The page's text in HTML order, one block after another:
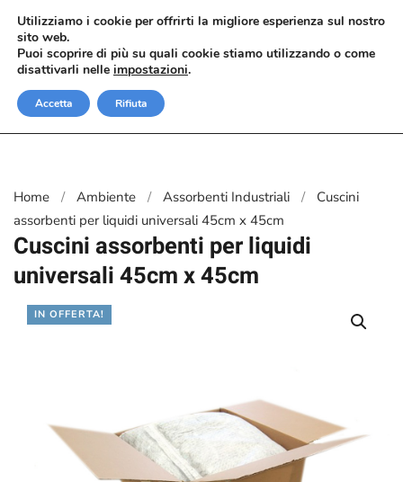
Passa al contenuto principale
Home Ambiente Assorbenti Industriali
Cuscini
assorbenti per liquidi universali 45cm x 45cm
Cuscini assorbenti per liquidi
universali 45cm x 45cm
IN OFFERTA!
Utilizziamo i cookie per offrirti la migliore esperienza sul nostro
sito web.
Puoi scoprire di più su quali cookie stiamo utilizzando o come
disattivarli nelle impostazioni.
Accetta Rifiuta